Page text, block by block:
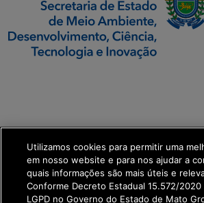
get_footer();
Utilizamos cookies para permitir uma
em nosso website e para nos ajudar a
quais informações são mais úteis e
Conforme Decreto Estadual 15.572/
LGPD no Governo do Estado de Mato